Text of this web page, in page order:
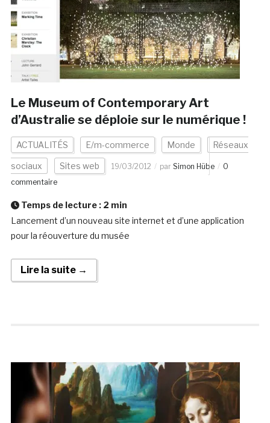
Le Museum of Contemporary Art
d’Australie se déploie sur le numérique !
ACTUALITÉS E/m-commerce Monde Réseaux
sociaux Sites web 19/03/2012 par Simon Hübe
0
commentaire
Temps de lecture : 2 min
Lancement d’un nouveau site internet et d’une application
pour la réouverture du musée
Lire la suite →